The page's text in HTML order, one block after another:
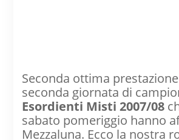
Seconda ottima
seconda giornata di
Esordienti Misti 2007/08
sabato pomeriggio hanno
Mezzaluna. Ecco la nostra